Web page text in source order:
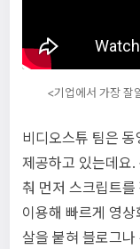
<기업에서 가장 잘
비디오스튜 팀은
제공하고 있는데요
춰 먼저 스크립트
이용해 빠르게 영
살을 붙혀 블로그